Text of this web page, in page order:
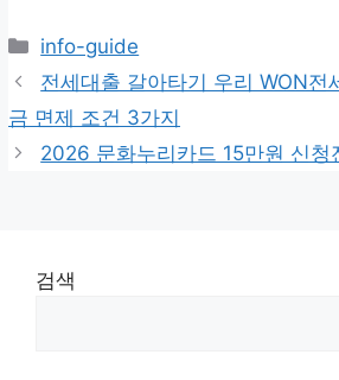
카
테
리
info-guide
전세대출 갈아타기 우리 WON전
금 면제 조건 3가지
2026 문화누리카드 15만원 신청
검색